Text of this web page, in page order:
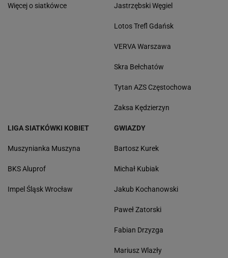
Więcej o siatkówce Jastrzębski Węgiel
Lotos Trefl Gdańsk
VERVA Warszawa
Skra Bełchatów
Tytan AZS Częstochowa
Zaksa Kędzierzyn
LIGA SIATKÓWKI KOBIET
Muszynianka Muszyna
BKS Aluprof
Impel Śląsk Wrocław
GWIAZDY
Bartosz Kurek
Michał Kubiak
Jakub Kochanowski
Paweł Zatorski
Fabian Drzyzga
Mariusz Wlazły